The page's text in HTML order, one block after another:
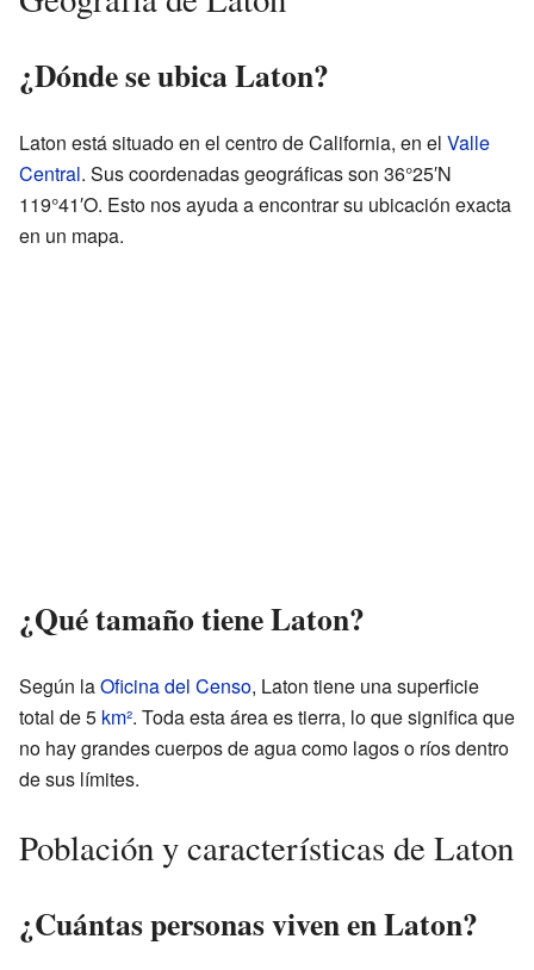
¿Dónde se ubica Laton?
Laton está situado en el centro de California, en el Valle
Central. Sus coordenadas geográficas son 36°25′N
119°41′O. Esto nos ayuda a encontrar su ubicación exacta
en un mapa.
¿Qué tamaño tiene Laton?
Según laOficina del Censo, Laton tiene una superficie
total de 5 km². Toda esta área es tierra, lo que significa que
no hay grandes cuerpos de agua como lagos o ríos dentro
de sus límites.
Población y características de Laton
¿Cuántas personas viven en Laton?